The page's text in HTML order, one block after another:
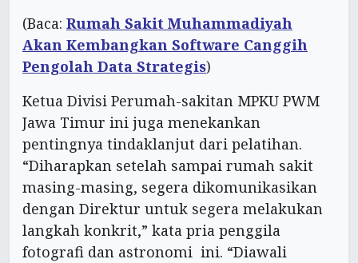
(Baca: Rumah Sakit Muhammadiyah
Akan Kembangkan Software Canggih
Pengolah Data Strategis)
Ketua Divisi Perumah-sakitan MPKU PWM
Jawa Timur ini juga menekankan
pentingnya tindaklanjut dari pelatihan.
“Diharapkan setelah sampai rumah sakit
masing-masing, segera dikomunikasikan
dengan Direktur untuk segera melakukan
langkah konkrit,” kata pria penggila
fotografi dan astronomi ini. “Diawali